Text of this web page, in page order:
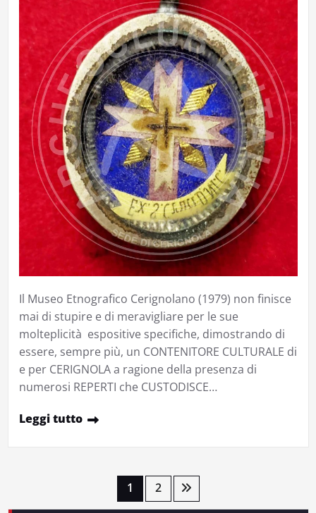
Il Museo Etnografico Cerignolano (1979) non finisce
mai di stupire e di meravigliare per le sue
molteplicità espositive specifiche, dimostrando di
essere, sempre più, un CONTENITORE CULTURALE di
e per CERIGNOLA a ragione della presenza di
numerosi REPERTI che CUSTODISCE…
Leggi tutto
1 2